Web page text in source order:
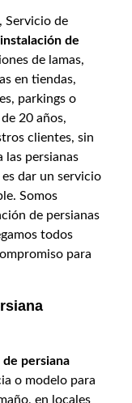
Servicio de
instalación de
de lamas,
en tiendas,
parkings o
20 años,
clientes, sin
las persianas
dar un servicio
Somos
de persianas
todos
para
persiana
o modelo para
en locales